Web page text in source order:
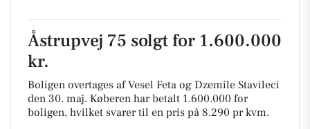
Åstrupvej 75 solgt for 1.600.000
kr.
Boligen overtages af Vesel Feta og Dzemile Stavileci
den 30. maj. Køberen har betalt 1.600.000 for
boligen, hvilket svarer til en pris på 8.290 pr kvm.